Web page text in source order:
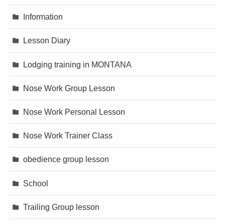
Information
Lesson Diary
Lodging training in MONTANA
Nose Work Group Lesson
Nose Work Personal Lesson
Nose Work Trainer Class
obedience group lesson
School
Trailing Group lesson